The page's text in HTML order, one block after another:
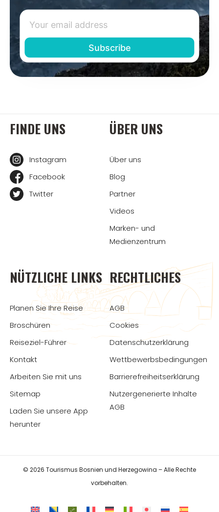
FINDE UNS
Instagram
Facebook
Twitter
ÜBER UNS
Über uns
Blog
Partner
Videos
Marken- und
Medienzentrum
NÜTZLICHE LINKS
Planen Sie Ihre Reise
Broschüren
Reiseziel-Führer
Kontakt
Arbeiten Sie mit uns
Sitemap
Laden Sie unsere App
herunter
RECHTLICHES
AGB
Cookies
Datenschutzerklärung
Wettbewerbsbedingungen
Barrierefreiheitserklärung
Nutzergenerierte Inhalte
AGB
© 2026 Tourismus Bosnien und Herzegowina – Alle Rechte
vorbehalten.